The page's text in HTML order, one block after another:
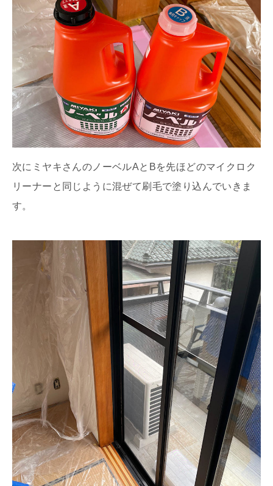
次にミヤキさんのノーベルAとBを先ほどのマイクロク
リーナーと同じように混ぜて刷毛で塗り込んでいきま
す。